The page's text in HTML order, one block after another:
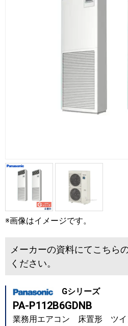
※画像はイメージです。
メーカーの資料にてこちら
ください。
Gシリーズ
PA-P112B6GDNB
業務用エアコン 床置形 ツ